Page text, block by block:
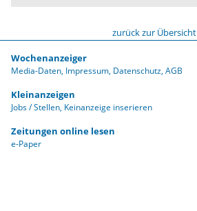
zurück zur Übersicht
Wochenanzeiger
Media-Daten Impressum Datenschutz AGB
Kleinanzeigen
Jobs / Stellen Keinanzeige inserieren
Zeitungen online lesen
e-Paper